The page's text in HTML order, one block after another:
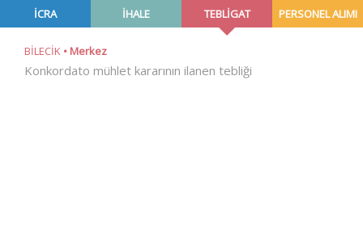
İCRA İHALE TEBLİGAT PERSONEL ALIMI
BİLECİK Merkez
Konkordato mühlet kararının ilanen tebliği